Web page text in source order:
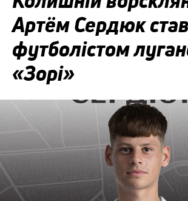
Артём Сердюк став
футболістом
«Зорі»